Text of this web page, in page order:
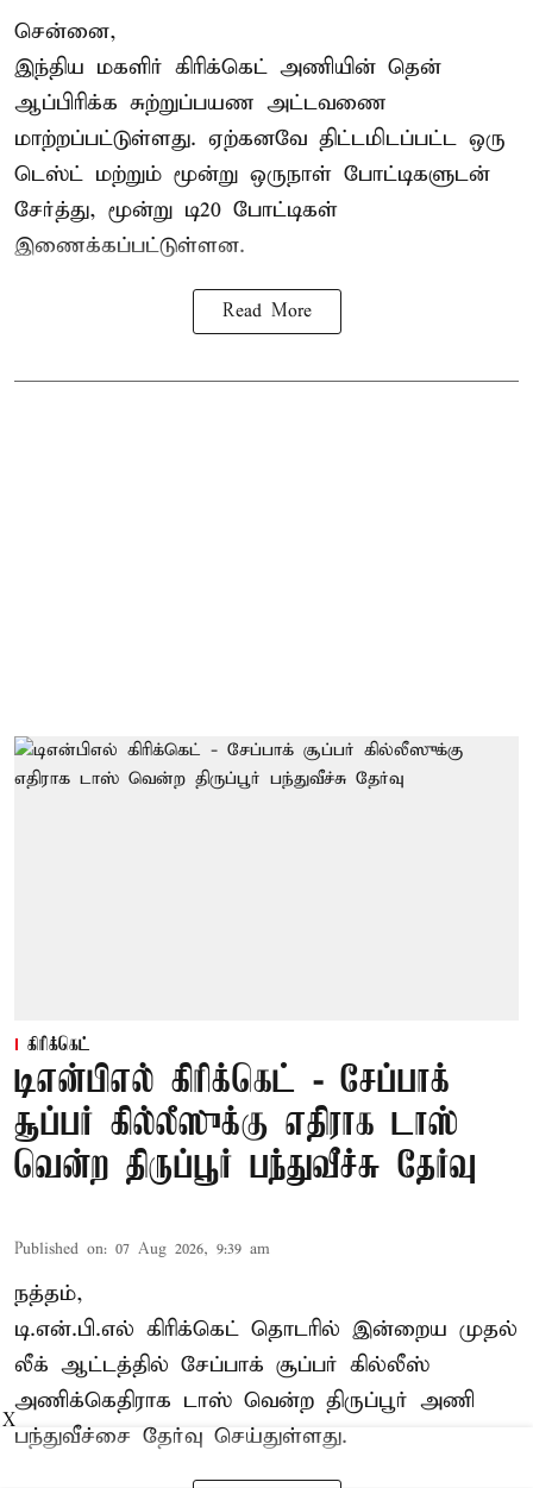
சென்னை,
இந்திய மகளிர் கிரிக்கெட் அணியின் தென்
ஆப்பிரிக்க சுற்றுப்பயண அட்டவணை
மாற்றப்பட்டுள்ளது. ஏற்கனவே திட்டமிடப்பட்ட ஒரு
டெஸ்ட் மற்றும் மூன்று ஒருநாள் போட்டிகளுடன்
சேர்த்து, மூன்று டி20 போட்டிகள்
இணைக்கப்பட்டுள்ளன.
Read More
கிரிக்கெட்
டிஎன்பிஎல் கிரிக்கெட் - சேப்பாக்
சூப்பர் கில்லீஸுக்கு எதிராக டாஸ்
வென்ற திருப்பூர் பந்துவீச்சு தேர்வு
Published on: 07 Aug 2026, 9:39 am
நத்தம்,
டி.என்.பி.எல் கிரிக்கெட் தொடரில் இன்றைய முதல்
லீக் ஆட்டத்தில் சேப்பாக் சூப்பர் கில்லீஸ்
அணிக்கெதிராக டாஸ் வென்ற திருப்பூர் அணி
பந்துவீச்சை தேர்வு செய்துள்ளது.
X